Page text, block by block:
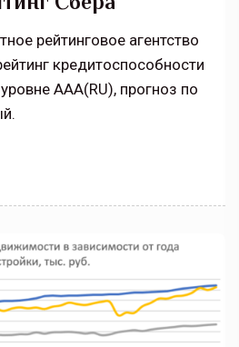
рейтинговое агентство
кредитоспособности
AAA(RU), прогноз по